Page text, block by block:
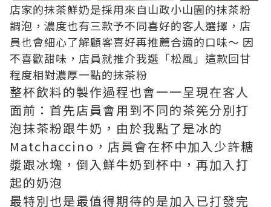
店家的抹茶鮮奶是採用來自山政小山園的抹茶粉
調泡，濃度也有三款予不同喜好的客人選擇，店
員也會細心了解顧客喜好再推薦合適的口味～ 因
不喜歡甜味，店員就推介我選「松風」這款回甘
程度相對濃厚一點的抹茶粉
整杯飲料的製作過程也會一一呈現在客人
面前：首先店員會用到不同的茶筅分別打
泡抹茶粉跟牛奶，由於我點了是冰的
Matchaccino，店員會在杯中加入少許糖
漿跟冰塊，倒入鮮牛奶到杯中，再加入打
起的奶泡
最特別也是最值得期待的是加入已打發完